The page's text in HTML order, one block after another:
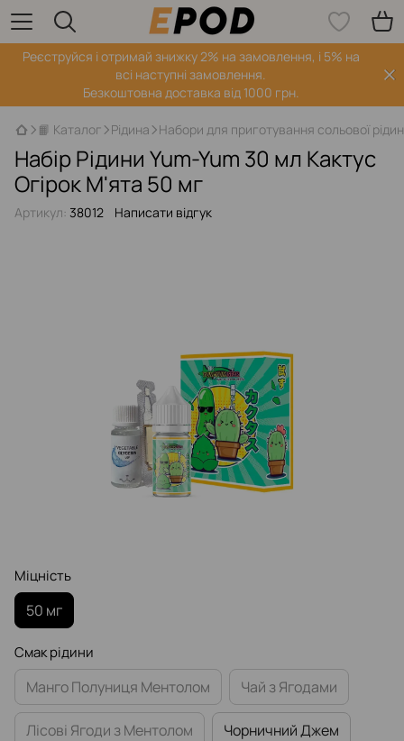
Реєструйся і отримай знижку 2% на замовлення, і 5% на
всі наступні замовлення.
Безкоштовна доставка від 1000 грн.
📙 Каталог Рідина Набори для приготування сольової
Набір Рідини Yum-Yum 30 мл Кактус
Огірок М'ята 50 мг
Артикул: 38012 Написати відгук
Міцність
50 мг
Смак рідини
Манго Полуниця Ментолом Чай з Ягодами
Лісові Ягоди з Ментолом Чорничний Джем